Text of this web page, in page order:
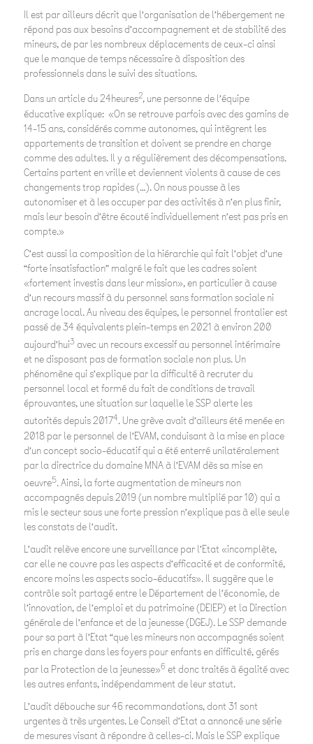
Il est par ailleurs décrit que l’organisation de l’hébergement ne
répond pas aux besoins d’accompagnement et de stabilité des
mineurs, de par les nombreux déplacements de ceux-ci ainsi
que le manque de temps nécessaire à disposition des
professionnels dans le suivi des situations.
Dans un article du 24heures2, une personne de l’équipe
éducative explique: «On se retrouve parfois avec des gamins de
14-15 ans, considérés comme autonomes, qui intègrent les
appartements de transition et doivent se prendre en charge
comme des adultes. Il y a régulièrement des décompensations.
Certains partent en vrille et deviennent violents à cause de ces
changements trop rapides (…). On nous pousse à les
autonomiser et à les occuper par des activités à n’en plus finir,
mais leur besoin d’être écouté individuellement n’est pas pris en
compte.»
C’est aussi la composition de la hiérarchie qui fait l’objet d’une
“forte insatisfaction” malgré le fait que les cadres soient
«fortement investis dans leur mission», en particulier à cause
d’un recours massif à du personnel sans formation sociale ni
ancrage local. Au niveau des équipes, le personnel frontalier est
passé de 34 équivalents plein-temps en 2021 à environ 200
aujourd’hui3 avec un recours excessif au personnel intérimaire
et ne disposant pas de formation sociale non plus. Un
phénomène qui s’explique par la difficulté à recruter du
personnel local et formé du fait de conditions de travail
éprouvantes, une situation sur laquelle le SSP alerte les
autorités depuis 20174. Une grève avait d’ailleurs été menée en
2018 par le personnel de l’EVAM, conduisant à la mise en place
d’un concept socio-éducatif qui a été enterré unilatéralement
par la directrice du domaine MNA à l’EVAM dès sa mise en
oeuvre5. Ainsi, la forte augmentation de mineurs non
accompagnés depuis 2019 (un nombre multiplié par 10) qui a
mis le secteur sous une forte pression n’explique pas à elle seule
les constats de l’audit.
L’audit relève encore une surveillance par l’Etat «incomplète,
car elle ne couvre pas les aspects d’efficacité et de conformité,
encore moins les aspects socio-éducatifs». Il suggère que le
contrôle soit partagé entre le Département de l’économie, de
l’innovation, de l’emploi et du patrimoine (DEIEP) et la Direction
générale de l’enfance et de la jeunesse (DGEJ). Le SSP demande
pour sa part à l’Etat “que les mineurs non accompagnés soient
pris en charge dans les foyers pour enfants en difficulté, gérés
par la Protection de la jeunesse»6 et donc traités à égalité avec
les autres enfants, indépendamment de leur statut.
L’audit débouche sur 46 recommandations, dont 31 sont
urgentes à très urgentes. Le Conseil d’Etat a annoncé une série
de mesures visant à répondre à celles-ci. Mais le SSP explique